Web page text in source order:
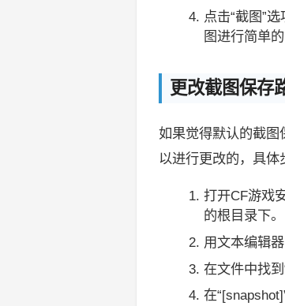
点击“截图”
图进行简单
更改截图保存
如果觉得默认的截图
以进行更改的，具体
打开CF游戏
的根目录下。
用文本编辑
在文件中找到
在